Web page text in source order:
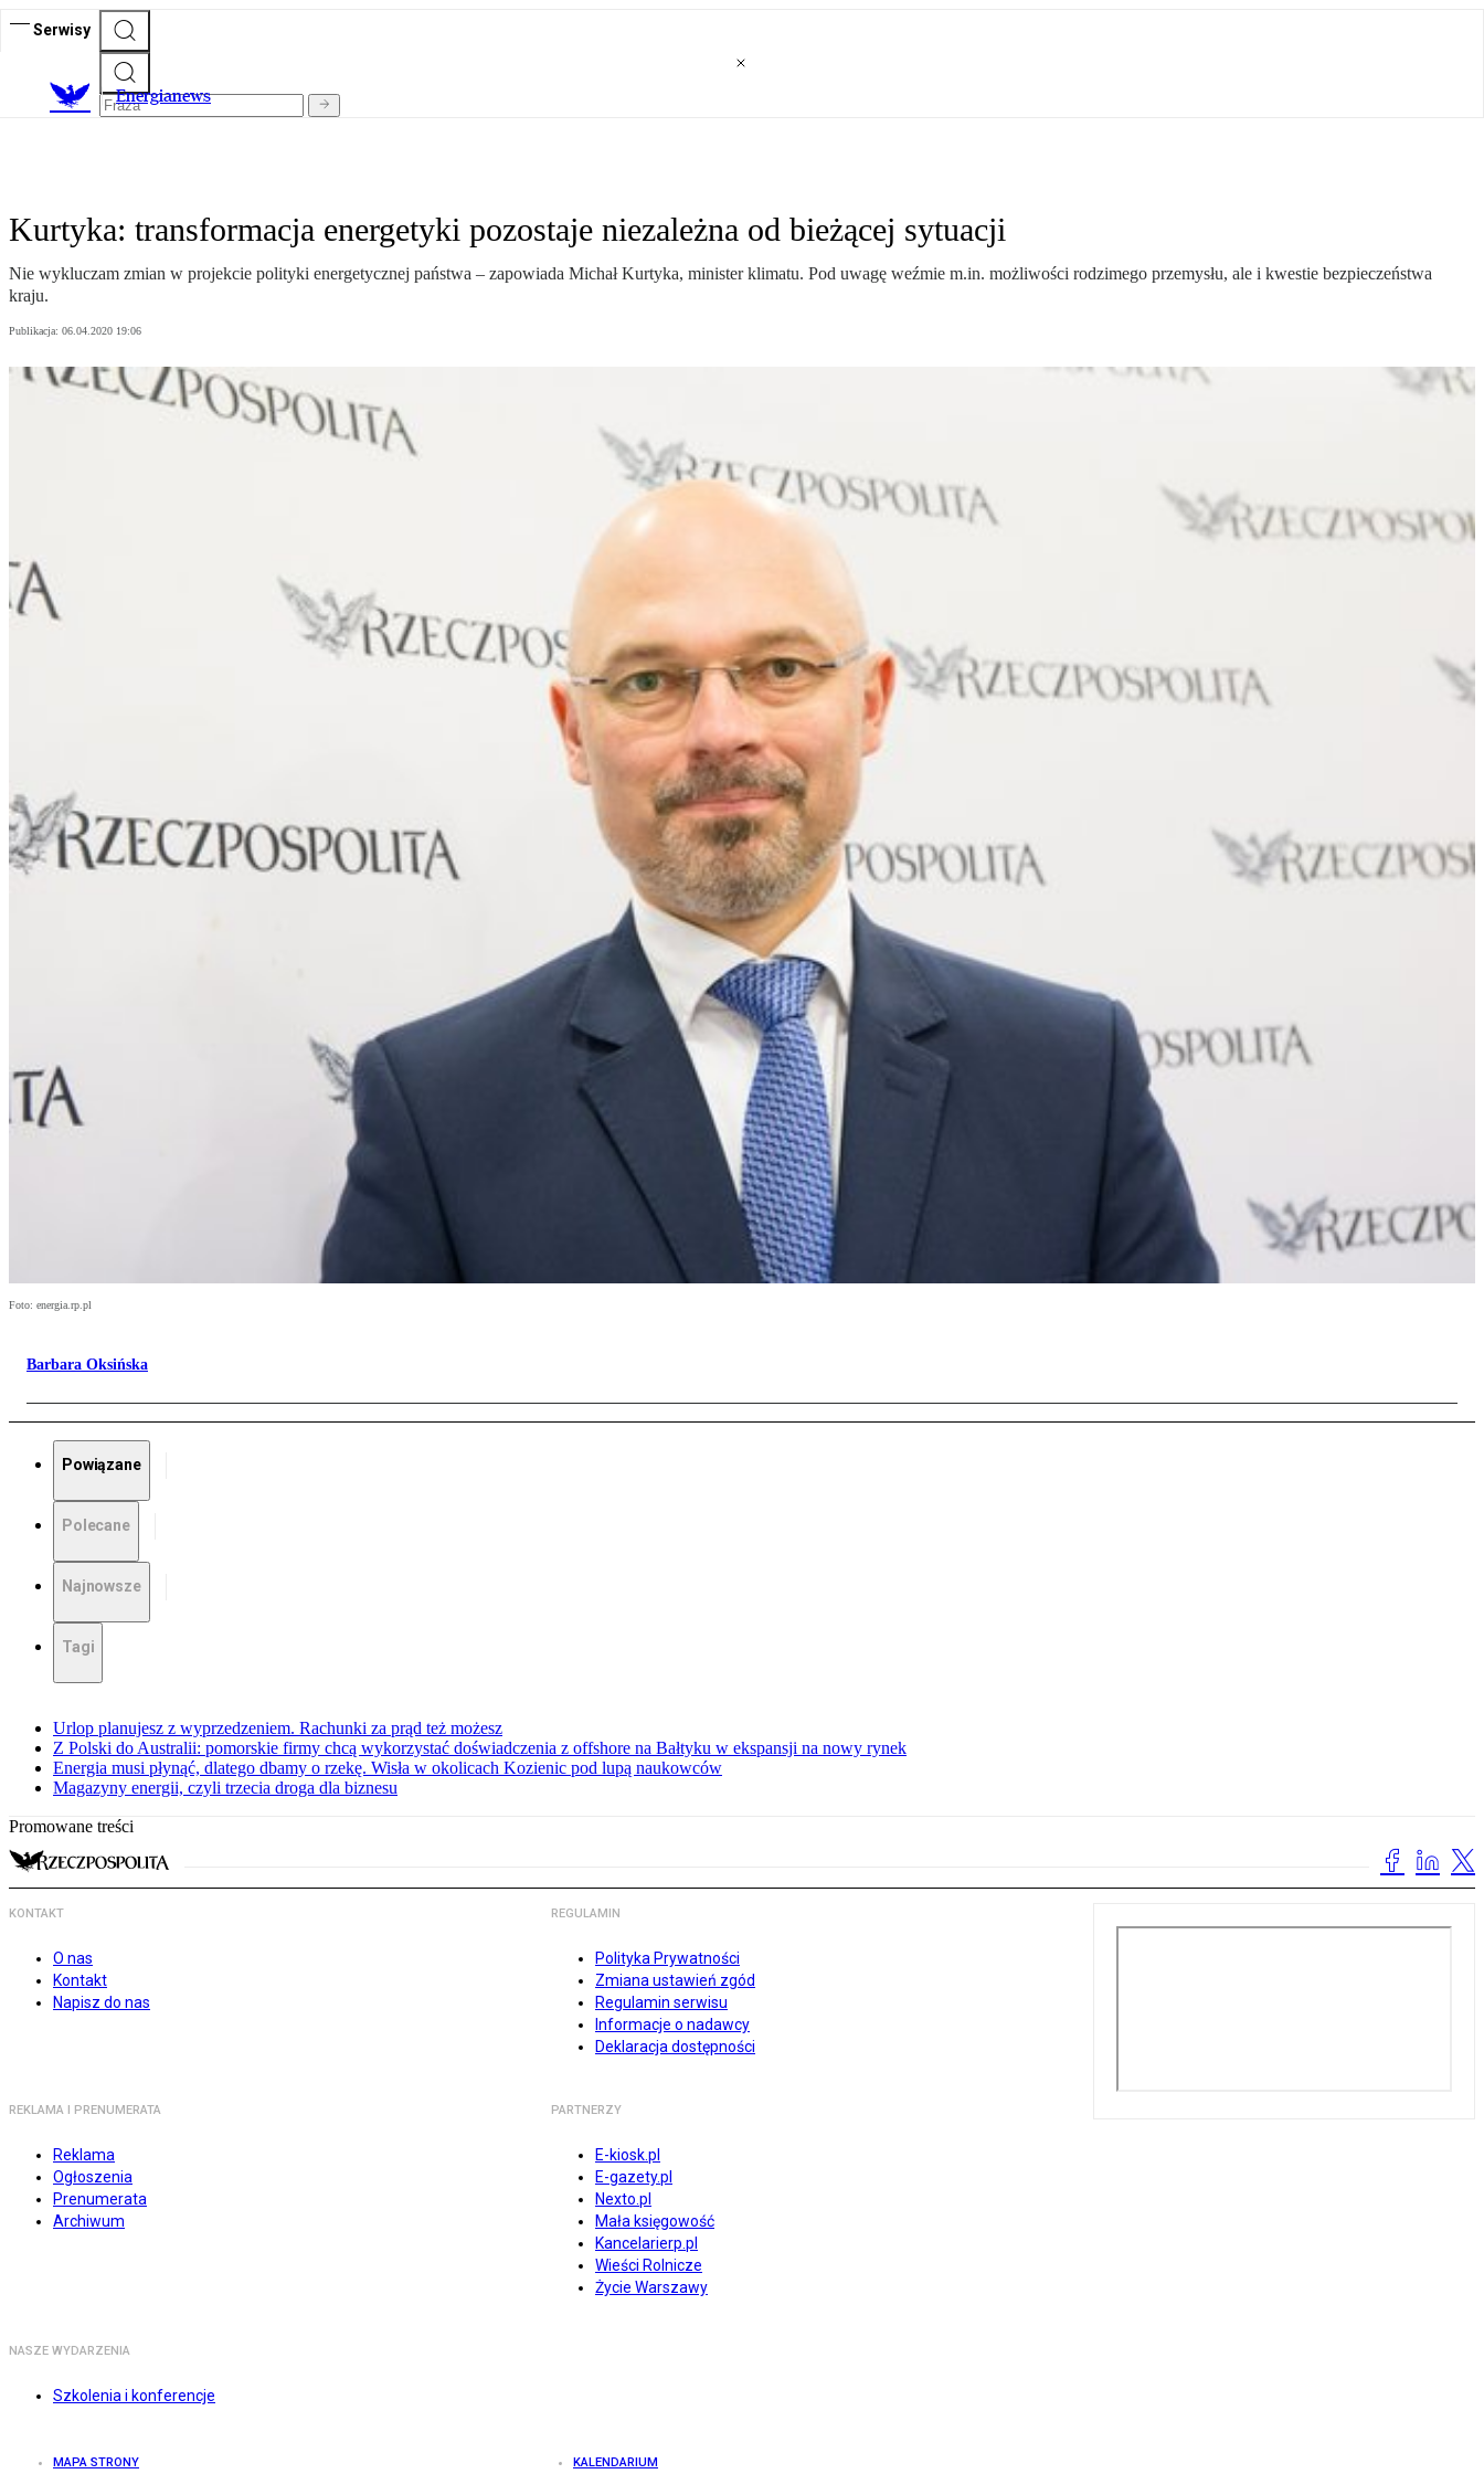
Serwisy
Energianews
Kurtyka: transformacja energetyki pozostaje niezależna od bieżącej sytuacji
Nie wykluczam zmian w projekcie polityki energetycznej państwa – zapowiada Michał Kurtyka, minister klimatu. Pod uwagę weźmie m.in. możliwości rodzimego przemysłu, ale i kwestie bezpieczeństwa
kraju.
Publikacja: 06.04.2020 19:06
Foto: energia.rp.pl
Barbara Oksińska
Powiązane
Polecane
Najnowsze
Tagi
Urlop planujesz z wyprzedzeniem. Rachunki za prąd też możesz
Z Polski do Australii: pomorskie firmy chcą wykorzystać doświadczenia z offshore na Bałtyku w ekspansji na nowy rynek
Energia musi płynąć, dlatego dbamy o rzekę. Wisła w okolicach Kozienic pod lupą naukowców
Magazyny energii, czyli trzecia droga dla biznesu
Promowane treści
KONTAKT
O nas
Kontakt
Napisz do nas
REGULAMIN
Polityka Prywatności
Zmiana ustawień zgód
Regulamin serwisu
Informacje o nadawcy
Deklaracja dostępności
REKLAMA I PRENUMERATA
Reklama
Ogłoszenia
Prenumerata
Archiwum
PARTNERZY
E-kiosk.pl
E-gazety.pl
Nexto.pl
Mała księgowość
Kancelarierp.pl
Wieści Rolnicze
Życie Warszawy
NASZE WYDARZENIA
Szkolenia i konferencje
MAPA STRONY KALENDARIUM